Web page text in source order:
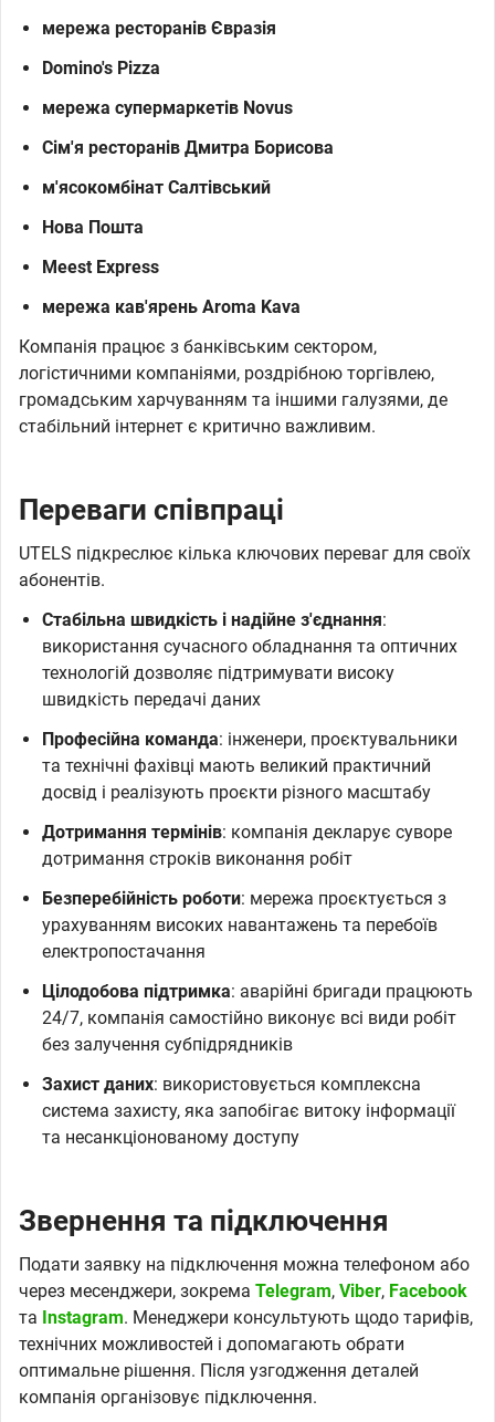
мережа ресторанів Євразія
Domino's Pizza
мережа супермаркетів Novus
Сім'я ресторанів Дмитра Борисова
м'ясокомбінат Салтівський
Нова Пошта
Meest Express
мережа кав'ярень Aroma Kava
Компанія працює з банківським сектором,
логістичними компаніями, роздрібною торгівлею,
громадським харчуванням та іншими галузями, де
стабільний інтернет є критично важливим.
Переваги співпраці
UTELS підкреслює кілька ключових переваг для своїх
абонентів.
Стабільна швидкість і надійне з'єднання:
використання сучасного обладнання та оптичних
технологій дозволяє підтримувати високу
швидкість передачі даних
Професійна команда: інженери, проєктувальники
та технічні фахівці мають великий практичний
досвід і реалізують проєкти різного масштабу
Дотримання термінів: компанія декларує суворе
дотримання строків виконання робіт
Безперебійність роботи: мережа проєктується з
урахуванням високих навантажень та перебоїв
електропостачання
Цілодобова підтримка: аварійні бригади працюють
24/7, компанія самостійно виконує всі види робіт
без залучення субпідрядників
Захист даних: використовується комплексна
система захисту, яка запобігає витоку інформації
та несанкціонованому доступу
Звернення та підключення
Подати заявку на підключення можна телефоном або
через месенджери, зокрема Telegram, Viber, Facebook
та Instagram. Менеджери консультують щодо тарифів,
технічних можливостей і допомагають обрати
оптимальне рішення. Після узгодження деталей
компанія організовує підключення.